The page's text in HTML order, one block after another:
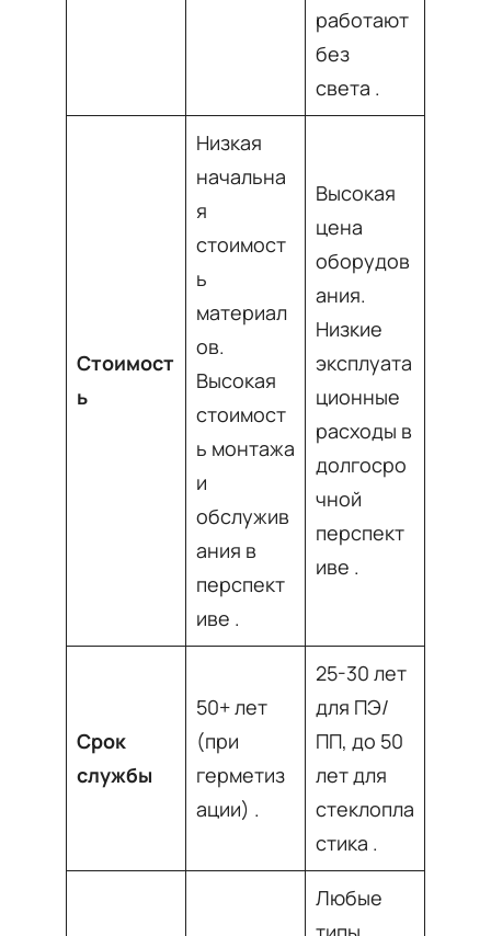
работают
без
света .
Стоимост
ь
Низкая
начальна
я
стоимост
ь
материал
ов.
Высокая
стоимост
ь монтажа
и
обслужив
ания в
перспект
иве .
Высокая
цена
оборудов
ания.
Низкие
эксплуата
ционные
расходы в
долгосро
чной
перспект
иве .
Срок
службы
50+ лет
(при
герметиз
ации) .
25-30 лет
для ПЭ/
ПП, до 50
лет для
стеклопла
стика .
Любые